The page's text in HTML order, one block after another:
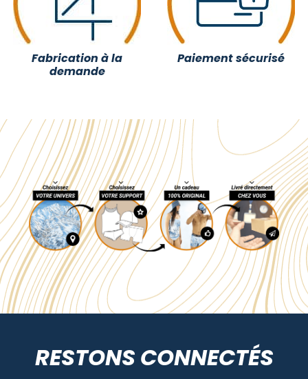
Fabrication à la
demande
Paiement sécurisé
RESTONS CONNECTÉS